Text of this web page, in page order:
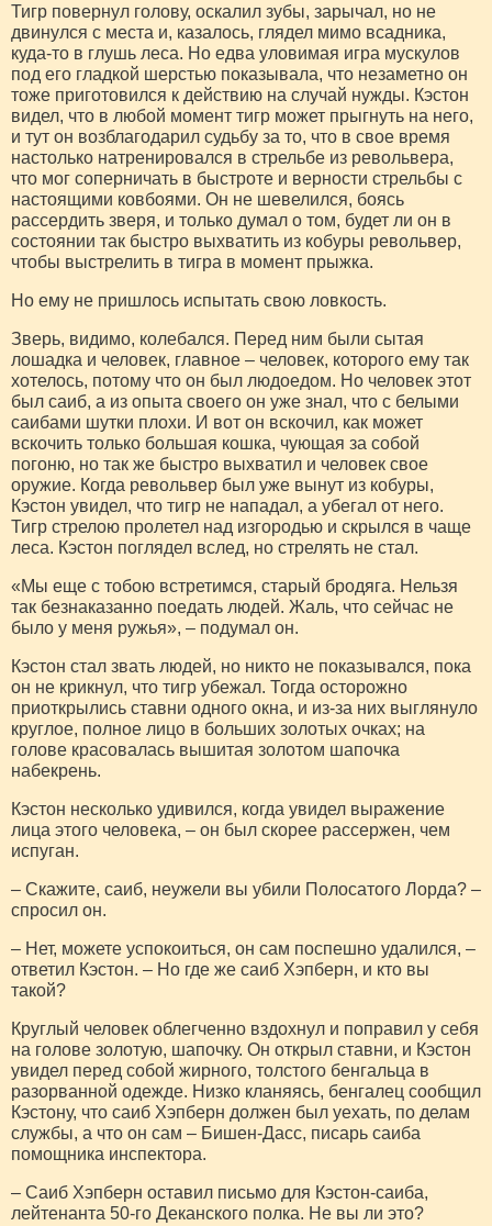
Тигр повернул голову, оскалил зубы, зарычал, но не
двинулся с места и, казалось, глядел мимо всадника,
куда-то в глушь леса. Но едва уловимая игра мускулов
под его гладкой шерстью показывала, что незаметно он
тоже приготовился к действию на случай нужды. Кэстон
видел, что в любой момент тигр может прыгнуть на него,
и тут он возблагодарил судьбу за то, что в свое время
настолько натренировался в стрельбе из револьвера,
что мог соперничать в быстроте и верности стрельбы с
настоящими ковбоями. Он не шевелился, боясь
рассердить зверя, и только думал о том, будет ли он в
состоянии так быстро выхватить из кобуры револьвер,
чтобы выстрелить в тигра в момент прыжка.
Но ему не пришлось испытать свою ловкость.
Зверь, видимо, колебался. Перед ним были сытая
лошадка и человек, главное – человек, которого ему так
хотелось, потому что он был людоедом. Но человек этот
был саиб, а из опыта своего он уже знал, что с белыми
саибами шутки плохи. И вот он вскочил, как может
вскочить только большая кошка, чующая за собой
погоню, но так же быстро выхватил и человек свое
оружие. Когда револьвер был уже вынут из кобуры,
Кэстон увидел, что тигр не нападал, а убегал от него.
Тигр стрелою пролетел над изгородью и скрылся в чаще
леса. Кэстон поглядел вслед, но стрелять не стал.
«Мы еще с тобою встретимся, старый бродяга. Нельзя
так безнаказанно поедать людей. Жаль, что сейчас не
было у меня ружья», – подумал он.
Кэстон стал звать людей, но никто не показывался, пока
он не крикнул, что тигр убежал. Тогда осторожно
приоткрылись ставни одного окна, и из-за них выглянуло
круглое, полное лицо в больших золотых очках; на
голове красовалась вышитая золотом шапочка
набекрень.
Кэстон несколько удивился, когда увидел выражение
лица этого человека, – он был скорее рассержен, чем
испуган.
– Скажите, саиб, неужели вы убили Полосатого Лорда? –
спросил он.
– Нет, можете успокоиться, он сам поспешно удалился, –
ответил Кэстон. – Но где же саиб Хэпберн, и кто вы
такой?
Круглый человек облегченно вздохнул и поправил у себя
на голове золотую, шапочку. Он открыл ставни, и Кэстон
увидел перед собой жирного, толстого бенгальца в
разорванной одежде. Низко кланяясь, бенгалец сообщил
Кэстону, что саиб Хэпберн должен был уехать, по делам
службы, а что он сам – Бишен-Дасс, писарь саиба
помощника инспектора.
– Саиб Хэпберн оставил письмо для Кэстон-саиба,
лейтенанта 50-го Деканского полка. Не вы ли это?